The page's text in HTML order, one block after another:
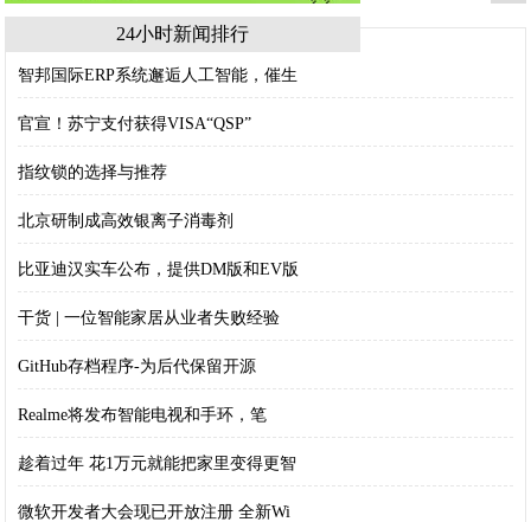
24小时新闻排行
智邦国际ERP系统邂逅人工智能，催生
官宣！苏宁支付获得VISA“QSP”
指纹锁的选择与推荐
北京研制成高效银离子消毒剂
比亚迪汉实车公布，提供DM版和EV版
干货 | 一位智能家居从业者失败经验
GitHub存档程序-为后代保留开源
Realme将发布智能电视和手环，笔
趁着过年 花1万元就能把家里变得更智
微软开发者大会现已开放注册 全新Wi